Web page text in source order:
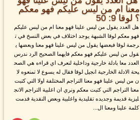
معنا ام من ليس عليكم فهو معكم
؟ لوقا 9: 50
هل العدد يقول من ليس علينا فهو معنا ام من ليس عليكم
فهو معكم لوقا الشبهة يوجد اختلاف في بعض النسخ في ت
رجمة لوقا فبعضها يقول من ليس علينا فهو معنا وبعضها ي
قول من ليس عليكم فهو معكم فايهما الصحيح الرد ندرس
العدد معا بادلة خارجية وداخلية لنعرف اي قراءه هي الصح
يحة الادلة الخارجية انجيل لوقا فقال له يسوع لا تمنعوه لا
ن من ليس علينا فهو معنا التراجم المختلفة اولا التي كتبت
معنا التراجم التي كتبت معكم ونري ان اغلبية التراجم الانج
ليزية قديمة وجديده تقليدية واغلبية وبعض النقدية قدمت
كلمة علينا ومعنا ال...